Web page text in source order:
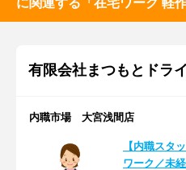
に関連する「在宅ワーク 軽
有限会社まつもとドラ
内職市場 大宮浅間店
【内職スタ
ワーク／未